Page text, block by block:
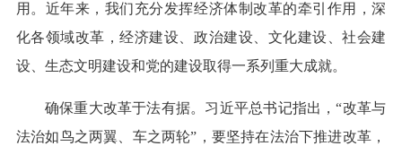
用。近年来，我们充分发挥经济体制改革的牵引作用，深
化各领域改革，经济建设、政治建设、文化建设、社会建
设、生态文明建设和党的建设取得一系列重大成就。
确保重大改革于法有据。习近平总书记指出，“改革与
法治如鸟之两翼、车之两轮”，要坚持在法治下推进改革，